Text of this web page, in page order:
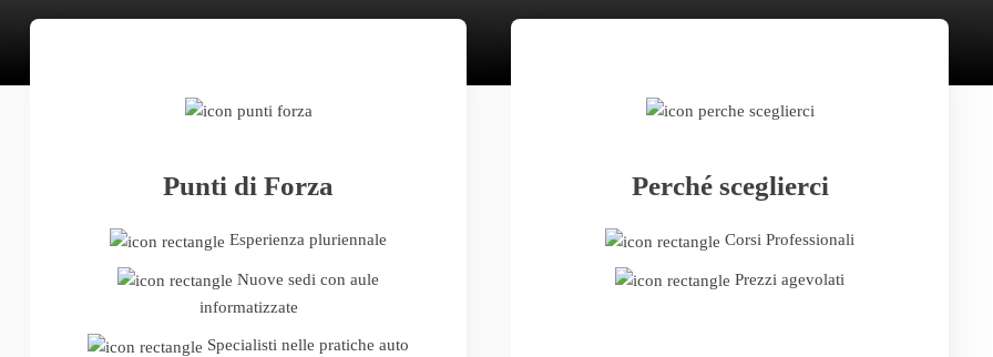
Punti di Forza
Esperienza pluriennale
Nuove sedi con aule
informatizzate
Specialisti nelle pratiche auto
Perché sceglierci
Corsi Professionali
Prezzi agevolati